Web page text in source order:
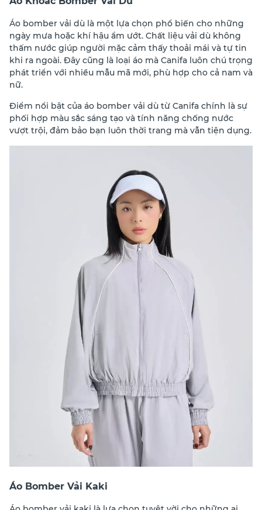
Áo bomber vải dù là một lựa chọn phổ biến cho những
ngày mưa hoặc khí hậu ẩm ướt. Chất liệu vải dù không
thấm nước giúp người mặc cảm thấy thoải mái và tự tin
khi ra ngoài. Đây cũng là loại áo mà Canifa luôn chú trọng
phát triển với nhiều mẫu mã mới, phù hợp cho cả nam và
nữ.
Điểm nổi bật của áo bomber vải dù từ Canifa chính là sự
phối hợp màu sắc sáng tạo và tính năng chống nước
vượt trội, đảm bảo bạn luôn thời trang mà vẫn tiện dụng.
Áo Bomber Vải Kaki